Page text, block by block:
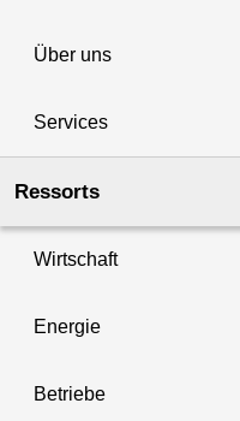
Über uns
Services
Ressorts
Wirtschaft
Energie
Betriebe